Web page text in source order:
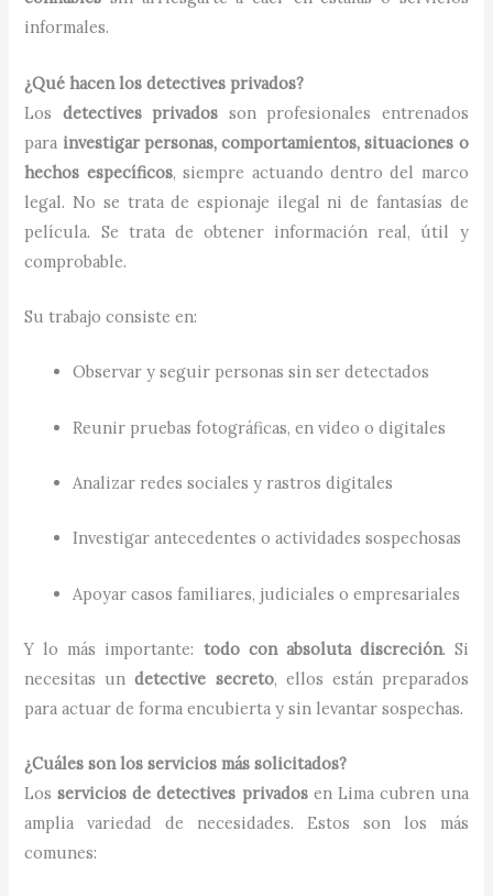
informales.
¿Qué hacen los detectives privados?
Los detectives privados son profesionales entrenados
para investigar personas, comportamientos, situaciones o
hechos específicos, siempre actuando dentro del marco
legal. No se trata de espionaje ilegal ni de fantasías de
película. Se trata de obtener información real, útil y
comprobable.
Su trabajo consiste en:
Observar y seguir personas sin ser detectados
Reunir pruebas fotográficas, en video o digitales
Analizar redes sociales y rastros digitales
Investigar antecedentes o actividades sospechosas
Apoyar casos familiares, judiciales o empresariales
Y lo más importante: todo con absoluta discreción. Si
necesitas undetective secreto, ellos están preparados
para actuar de forma encubierta y sin levantar sospechas.
¿Cuáles son los servicios más solicitados?
Losservicios de detectives privadosen Lima cubren una
amplia variedad de necesidades. Estos son los más
comunes: